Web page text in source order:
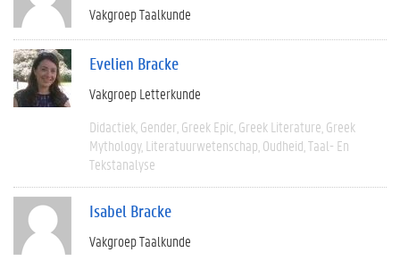
Vakgroep Taalkunde
Evelien Bracke
Vakgroep Letterkunde
Didactiek Gender Greek Epic Greek Literature Greek
Mythology Literatuurwetenschap Oudheid Taal- En
Tekstanalyse
Isabel Bracke
Vakgroep Taalkunde